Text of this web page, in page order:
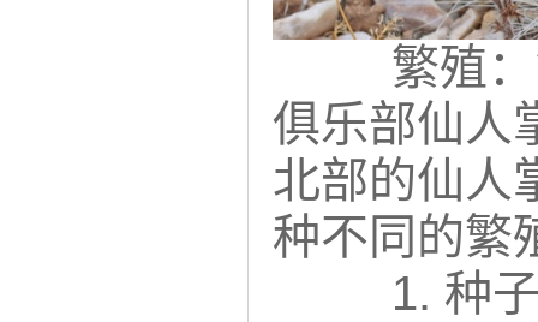
繁殖
俱乐部仙人
北部的仙人
种不同的繁
1. 种